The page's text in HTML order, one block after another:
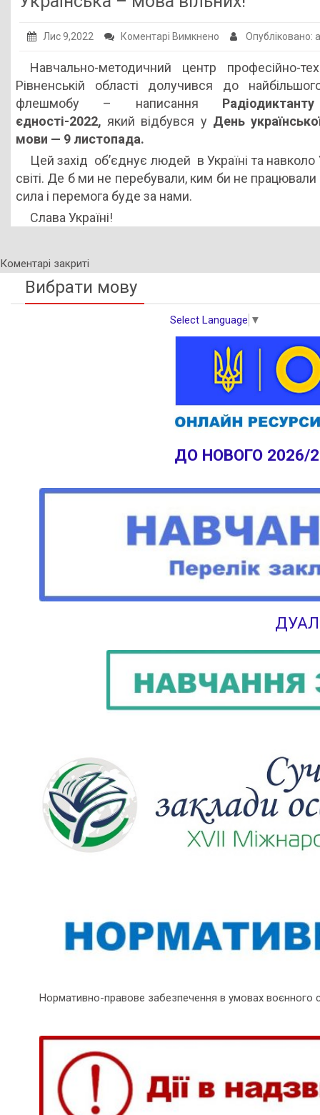
Публічна інформація
Заклади ПТО
Оголошення
Галерея
НМЦ ПТО України
Лис 9,2022 Коментарі Вимкнено до
мова
вільних!
Опубліковано:
Навчально-методичний центр професійно-
Рівненській області долучився до
флешмобу – написання Радіодиктанту
єдності-2022, який відбувся у День
мови — 9 листопада.
Цей захід об’єднує людей в Україні та навколо
світі. Де б ми не перебували, ким би не
сила і перемога буде за нами.
Слава Україні!
Коментарі закриті
Вибрати мову
Select Language ▼
ДО НОВОГО 2026/
Нормативно-правове забезпечення в умовах воєнного